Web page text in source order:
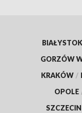
BIAŁYSTOK
GORZÓW
KRAKÓW /
OPOLE
SZCZECIN